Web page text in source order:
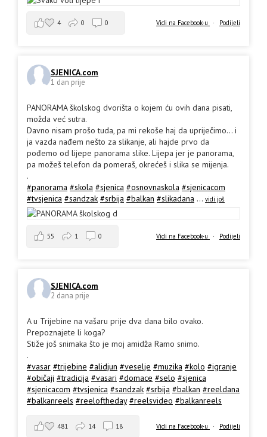
Vidi na Facebook-u · Podijeli
4 0 0
SJENICA.com
1 dan prije
PANORAMA školskog dvorišta o kojem ću ovih dana pisati,
možda već sutra.
Davno nisam prošo tuda, pa mi rekoše haj da upriječimo... i
ja vazda nađem nešto za slikanje, ali hajde prvo da
pođemo od lijepe panorama slike. Lijepa jer je panorama,
pa možeš telefon da pomeraš, okrećeš i slika se mijenja.
.
#panorama #skola #sjenica #osnovnaskola #sjenicacom
#tvsjenica #sandzak #srbija #balkan #slikadana ... vidi još
Vidi na Facebook-u · Podijeli
55 1 0
SJENICA.com
2 dana prije
A u Trijebine na vašaru prije dva dana bilo ovako.
Prepoznajete li koga?
Stiže još snimaka što je moj amidža Ramo snimo.
.
#vasar #trijebine #alidjun #veselje #muzika #kolo #igranje
#običaji #tradicija #vasari #domace #selo #sjenica
#sjenicacom #tvsjenica #sandzak #srbija #balkan #reeldana
#balkanreels #reeloftheday #reelsvideo #balkanreels
Vidi na Facebook-u · Podijeli
481 14 18